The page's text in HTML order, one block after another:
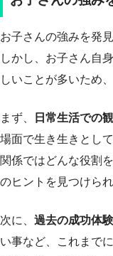
お子さんの強みを発
しかし、お子さん自
しいことが多いため
まず、 日常生活での
場面で生き生きとし
関係ではどんな役割
のヒントを見つけられ
次に、 過去の成功体験
い事など、これまで